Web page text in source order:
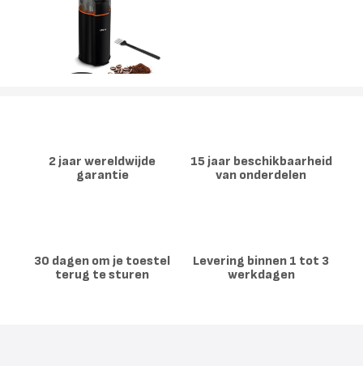
2 jaar wereldwijde
garantie
15 jaar beschikbaarheid
van onderdelen
30 dagen om je toestel
terug te sturen
Levering binnen 1 tot 3
werkdagen